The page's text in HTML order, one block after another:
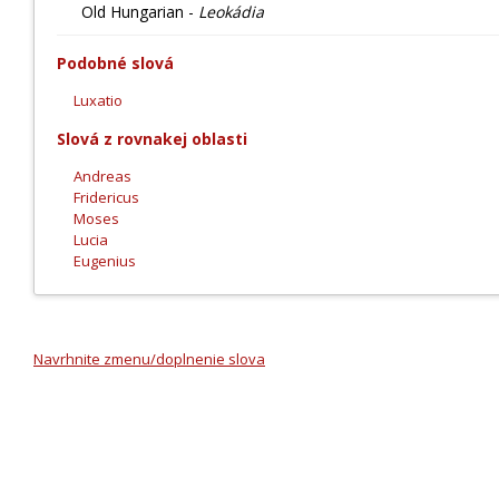
Old Hungarian - Leokádia
Podobné slová
Luxatio
Slová z rovnakej oblasti
Andreas
Fridericus
Moses
Lucia
Eugenius
Navrhnite zmenu/doplnenie slova